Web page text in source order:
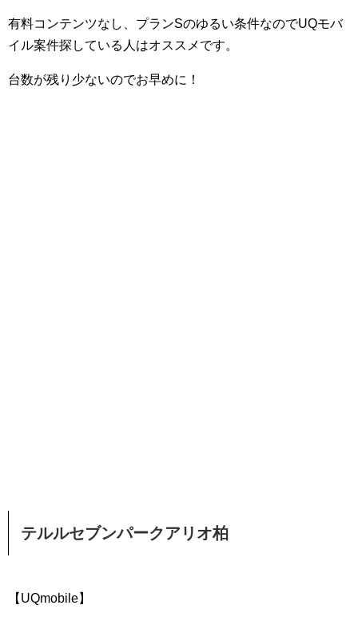
有料コンテンツなし、プランSのゆるい条件なのでUQモバ
イル案件探している人はオススメです。
台数が残り少ないのでお早めに！
テルルセブンパークアリオ柏
【UQmobile】